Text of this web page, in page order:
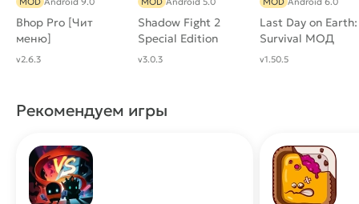
3D / Многопользовательские / Приключения /
Казуальные Соревновательные
Однопользовательские / Фэнтези
Bhop Pro [Чит
меню]
v2.6.3
Shadow Fight 2
Special Edition
[Много денег]
v3.0.3
Last Day on Earth:
Survival МОД
[Бесплатный
v1.50.5
Рекомендуем игры